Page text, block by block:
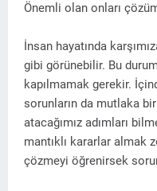
Önemli olan onları
İnsan hayatında
gibi görünebilir. Bu
kapılmamak gerekir.
sorunların da mutlaka
atacağımız adımları
mantıklı kararlar almak
çözmeyi öğrenirsek